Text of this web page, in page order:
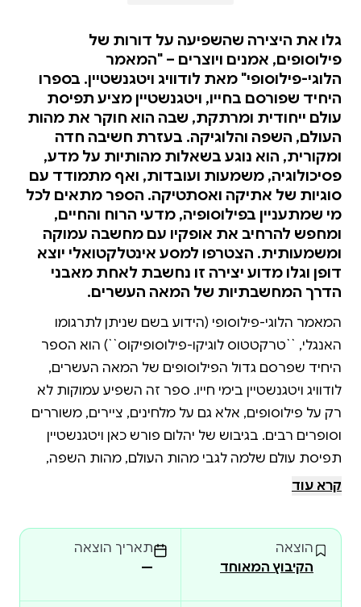
גלו את היצירה שהשפיעה על דורות של
פילוסופים, אמנים ויוצרים – "המאמר
הלוגי-פילוסופי" מאת לודוויג ויטגנשטיין. בספרו
היחיד שפורסם בחייו, ויטגנשטיין מציע תפיסת
עולם ייחודית ומרתקת, שבה הוא חוקר את מהות
העולם, השפה והלוגיקה. בעזרת חשיבה חדה
ומקורית, הוא נוגע בשאלות מהותיות על מדע,
פסיכולוגיה, משמעות ועובדות, ואף מתמודד עם
סוגיות של אתיקה ואסתטיקה. הספר מתאים לכל
מי שמתעניין בפילוסופיה, מדעי הרוח והחיים,
ומחפש להרחיב את אופקיו עם מחשבה עמוקה
ומשמעותית. הצטרפו למסע אינטלקטואלי יוצא
דופן וגלו מדוע יצירה זו נחשבת לאחת מאבני
הדרך המחשבתיות של המאה העשרים.
המאמר הלוגי-פילוסופי (הידוע בשם שניתן לתרגומו
האנגלי, ``טרקטטוס לוגיקו-פילוסופיקוס``) הוא הספר
היחיד שפרסם גדול הפילוסופים של המאה העשרים,
לודוויג ויטגנשטיין בימי חייו. ספר זה השפיע עמוקות לא
רק על פילוסופים, אלא גם על מלחינים, ציירים, משוררים
וסופרים רבים. בגיבוש של יהלום פורש כאן ויטגנשטיין
תפיסת עולם שלמה לגבי מהות העולם, מהות השפה,
הלוגיקה, המתימטיקה ותורת ההסתברות. הוא אומר מהו
בשאלות של אתיקה ואסתטיקה, אלוהים ומשמעות
החיים. לצד ``המשתה`` של אפלטון ו``האתיקה`` של
שפינוזה, ספר זה הוא, לדעת רבים, הביטוי היפה ביותר
קרא עוד
הוצאה
הקיבוץ המאוחד
תאריך הוצאה
—